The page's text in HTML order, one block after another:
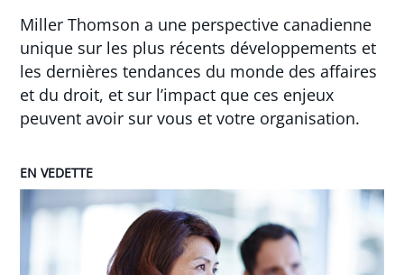
Miller Thomson a une perspective canadienne
unique sur les plus récents développements et
les dernières tendances du monde des affaires
et du droit, et sur l’impact que ces enjeux
peuvent avoir sur vous et votre organisation.
EN VEDETTE